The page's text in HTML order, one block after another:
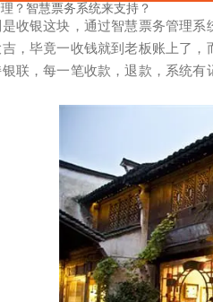
？智慧票务系统来支持？
收银这块，通过智慧票务管理
，毕竟一收钱就到老板账上了
联，每一笔收款，退款，系统